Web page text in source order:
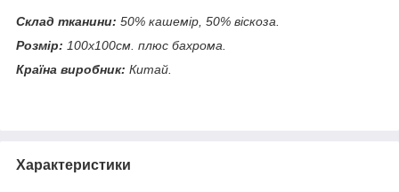
Склад тканини: 50% кашемір, 50% віскоза.
Розмір: 100х100см. плюс бахрома.
Країна виробник: Китай.
Характеристики